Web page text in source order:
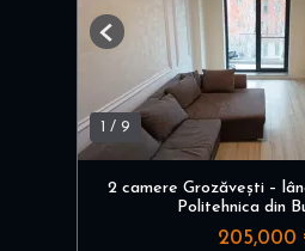
/ 9
Previous
2 camere Grozăvești –
Politehnica din
205,000